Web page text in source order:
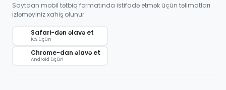
Saytdan mobil tətbiq formatında istifadə etmək üçün təlimatları
izləməyiniz xahiş olunur.
Safari-dən əlavə et
iOS üçün
Chrome-dan əlavə et
Android üçün